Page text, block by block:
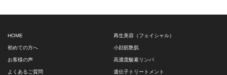
HOME
初めての方へ
お客様の声
よくあるご質問
再生美容（フェイシャル）
小顔筋艶肌
高濃度酸素リンパ
遺伝子トリートメント